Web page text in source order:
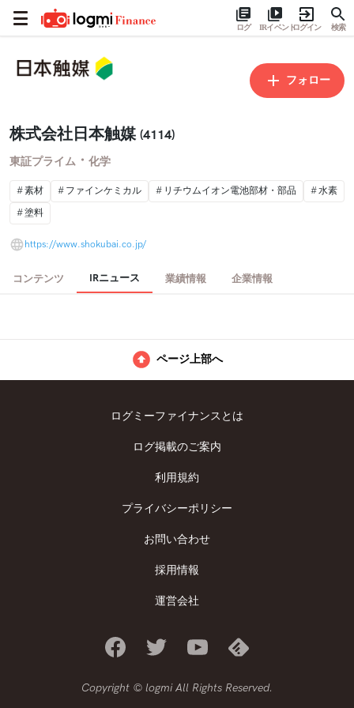
ログ IRイベントログイン 検索
フォロー
株式会社日本触媒 (4114)
東証プライム ・ 化学
素材 ファインケミカル リチウムイオン電池部材・部品
水素
塗料
https://www.shokubai.co.jp/
コンテンツ IRニュース 業績情報 企業情報
ページ上部へ
ログミーファイナンスとは
ログ掲載のご案内
利用規約
プライバシーポリシー
お問い合わせ
採用情報
運営会社
Copyright © logmi All Rights Reserved.